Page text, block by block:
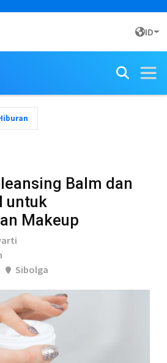
ID
Balm dan
untuk
Makeup
Sibolga